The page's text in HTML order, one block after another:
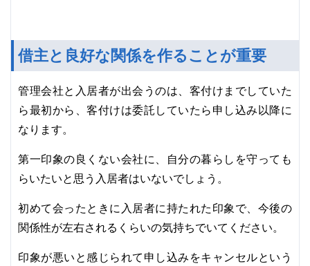
借主と良好な関係を作ることが重要
管理会社と入居者が出会うのは、客付けまでしていた
ら最初から、客付けは委託していたら申し込み以降に
なります。
第一印象の良くない会社に、自分の暮らしを守っても
らいたいと思う入居者はいないでしょう。
初めて会ったときに入居者に持たれた印象で、今後の
関係性が左右されるくらいの気持ちでいてください。
印象が悪いと感じられて申し込みをキャンセルという